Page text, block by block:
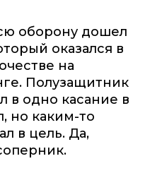
оборону дошел
оказался в
на
Полузащитник
в одно касание в
но каким-то
в цель. Да,